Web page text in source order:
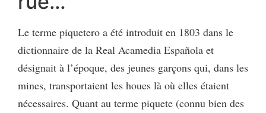
Le terme piquetero a été introduit en 1803 dans le
dictionnaire de la Real Acamedia Española et
désignait à l’époque, des jeunes garçons qui, dans les
mines, transportaient les houes là où elles étaient
nécessaires. Quant au terme piquete (connu bien des